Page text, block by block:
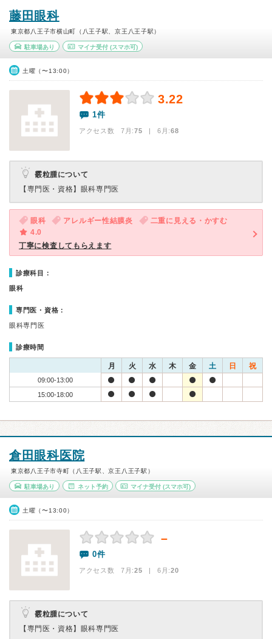
藤田眼科
東京都八王子市横山町（八王子駅、京王八王子駅）
駐車場あり マイナ受付(スマホ可)
土曜（〜13:00）
3.22
1件
アクセス数 7月:75 | 6月:68
霰粒腫について
【専門医・資格】 眼科専門医
眼科 アレルギー性結膜炎
二重に見える・かすむ
4.0
丁寧に検査してもらえます
診療科目：
眼科
専門医・資格：
眼科専門医
診療時間
月 火 水 木 金 土 日 祝
09:00-13:00
15:00-18:00
倉田眼科医院
東京都八王子市寺町（八王子駅、京王八王子駅）
駐車場あり ネット予約 マイナ受付 (スマホ可)
土曜（〜13:00）
－
0件
アクセス数 7月:25 | 6月:20
霰粒腫について
【専門医・資格】 眼科専門医